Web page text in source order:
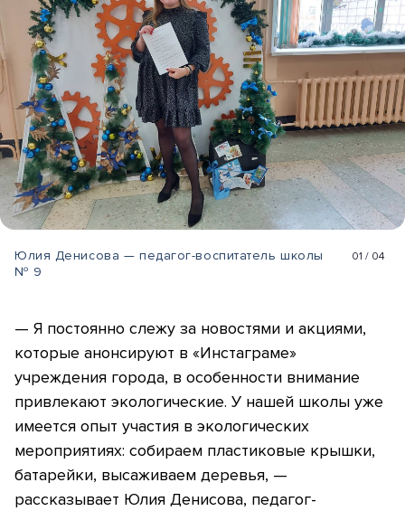
Юлия Денисова — педагог-воспитатель школы
№ 9
01 / 04
— Я постоянно слежу за новостями и акциями,
которые анонсируют в «Инстаграме»
учреждения города, в особенности внимание
привлекают экологические. У нашей школы уже
имеется опыт участия в экологических
мероприятиях: собираем пластиковые крышки,
батарейки, высаживаем деревья, —
рассказывает Юлия Денисова, педагог-